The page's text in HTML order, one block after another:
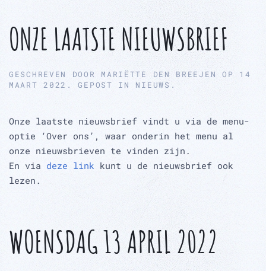
ONZE LAATSTE NIEUWSBRIEF
GESCHREVEN DOOR MARIËTTE DEN BREEJEN OP 14
MAART 2022 . GEPOST IN NIEUWS .
Onze laatste nieuwsbrief vindt u via de menu-
optie ‘Over ons’, waar onderin het menu al
onze nieuwsbrieven te vinden zijn.
En via deze link kunt u de nieuwsbrief ook
lezen.
WOENSDAG 13 APRIL 2022